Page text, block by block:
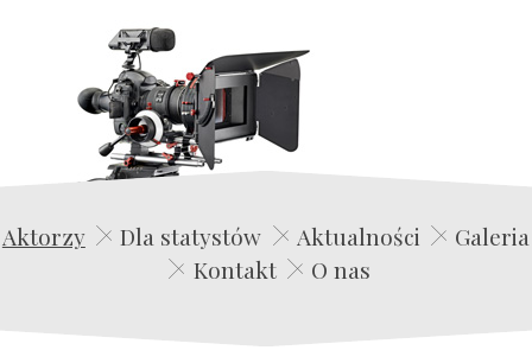
Edwin Film Agencja Aktorska
Aktorzy Dla statystów Aktualności
Galeria
Kontakt
O nas